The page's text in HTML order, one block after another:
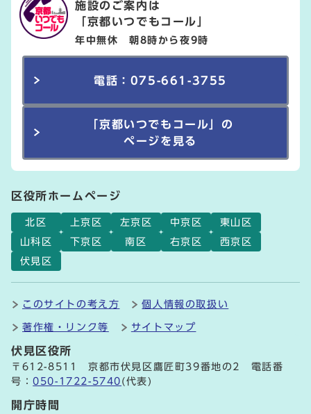
施設のご案内は
「京都いつでもコール」
年中無休 朝8時から夜9時
電話：075-661-3755
「京都いつでもコール」の
ページを見る
区役所ホームページ
北区 上京区 左京区 中京区
東山区
山科区
下京区 南区 右京区
西京区
伏見区
このサイトの考え方 個人情報の取扱い
著作権・リンク等 サイトマップ
伏見区役所
〒612-8511 京都市伏見区鷹匠町39番地の2 電話番
号：050-1722-5740 (代表)
開庁時間